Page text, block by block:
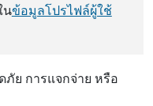
นข้อมูลโปรไฟล์ผู้ใช้
ย การแจกจ่าย หรือ